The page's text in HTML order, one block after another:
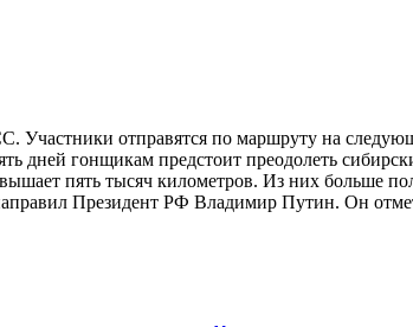
Участники отправятся по маршруту на
дней гонщикам предстоит преодолеть
пять тысяч километров. Из них больше
Президент РФ Владимир Путин. Он